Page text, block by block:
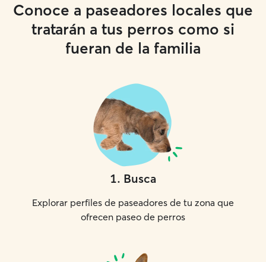
Conoce a paseadores locales que
tratarán a tus perros como si
fueran de la familia
1. Busca
Explorar perfiles de paseadores de tu zona que
ofrecen paseo de perros